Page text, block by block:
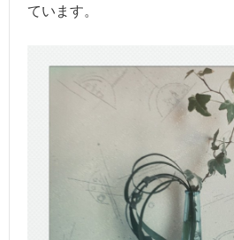
ています。